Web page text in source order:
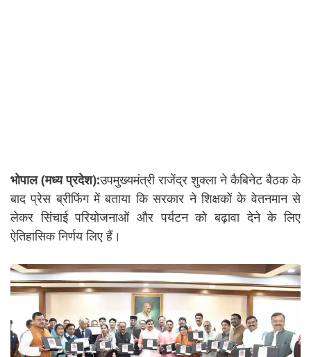
भोपाल (मध्य प्रदेश):उपमुख्यमंत्री राजेंद्र शुक्ला ने कैबिनेट बैठक के
बाद प्रेस ब्रीफिंग में बताया कि सरकार ने शिक्षकों के वेतनमान से
लेकर सिंचाई परियोजनाओं और पर्यटन को बढ़ावा देने के लिए
ऐतिहासिक निर्णय लिए हैं।